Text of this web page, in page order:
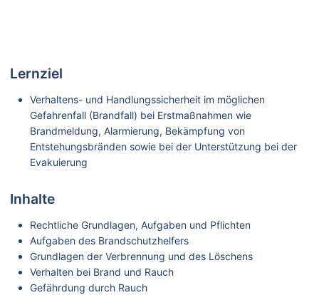
Lernziel
Verhaltens- und Handlungssicherheit im möglichen
Gefahrenfall (Brandfall) bei Erstmaßnahmen wie
Brandmeldung, Alarmierung, Bekämpfung von
Entstehungsbränden sowie bei der Unterstützung bei der
Evakuierung
Inhalte
Rechtliche Grundlagen, Aufgaben und Pflichten
Aufgaben des Brandschutzhelfers
Grundlagen der Verbrennung und des Löschens
Verhalten bei Brand und Rauch
Gefährdung durch Rauch